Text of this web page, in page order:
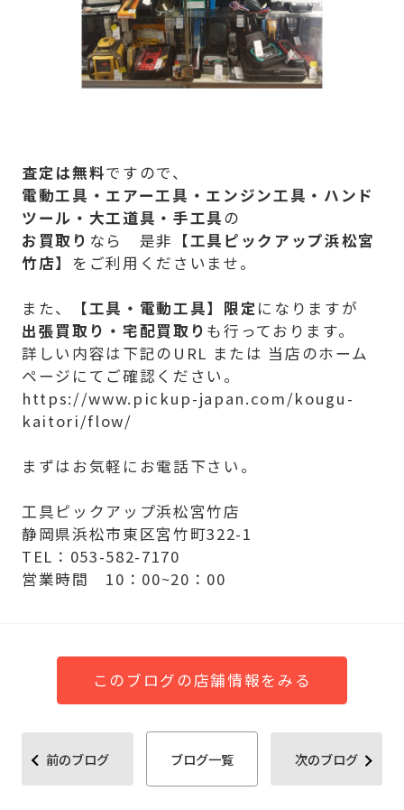
査定は無料ですので、
電動工具・エアー工具・エンジン工具・ハンド
ツール・大工道具・手工具の
お買取り なら 是非【工具ピックアップ浜松宮
竹店】 をご利用くださいませ。
また、 【工具・電動工具】限定 になりますが
出張買取り・宅配買取り も行っております。
詳しい内容は下記のURL または 当店のホーム
ページにてご確認ください。
https://www.pickup-japan.com/kougu-
kaitori/flow/
まずはお気軽にお電話下さい。
工具ピックアップ浜松宮竹店
静岡県浜松市東区宮竹町322-1
TEL：053-582-7170
営業時間 10：00~20：00
このブログの店舗情報をみる
前のブログ ブログ一覧 次のブログ